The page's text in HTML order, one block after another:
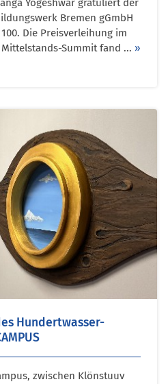
Yogeshwar gratuliert der
Bremen gGmbH
Die Preisverleihung im
Summit fand ... »
Hundertwasser-
zwischen Klönstuuv